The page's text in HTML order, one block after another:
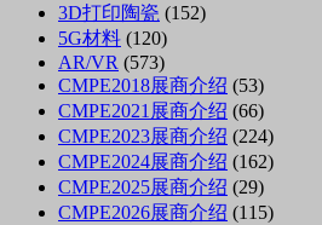
3D打印陶瓷 (152)
5G材料 (120)
AR/VR (573)
CMPE2018展商介绍 (53)
CMPE2021展商介绍 (66)
CMPE2023展商介绍 (224)
CMPE2024展商介绍 (162)
CMPE2025展商介绍 (29)
CMPE2026展商介绍 (115)